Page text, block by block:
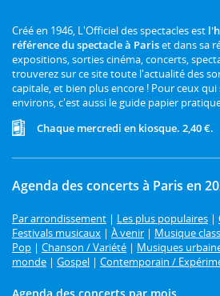
Créé en 1946, L'Officiel des spectacles est
référence du spectacle à Pariset dans sa
expositions, sorties cinéma, concerts,
trouverez sur ce site toute l'actualité des
capitale, et bien plus encore ! Pour ceux
environs, c'est aussi le guide papier
Chaque mercredi en kiosque. 2,40 €.
Agenda des concerts à Paris en
Par arrondissement | Les plus populaires |
Festivals musicaux | À venir | Musique
Pop | Chanson / Variété | Musiques
monde | Gospel | Contemporain /
Agenda des concerts par mois